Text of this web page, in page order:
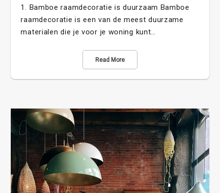
1. Bamboe raamdecoratie is duurzaam Bamboe
raamdecoratie is een van de meest duurzame
materialen die je voor je woning kunt…
Read More